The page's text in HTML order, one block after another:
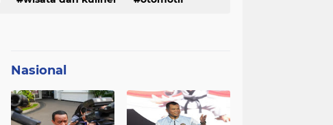
Nasional